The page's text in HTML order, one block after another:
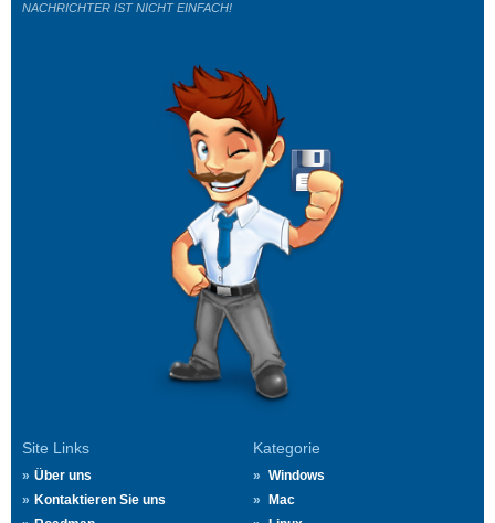
Site Links
Über uns
Kontaktieren Sie uns
Kategorie
Windows
Mac
NACHRICHTER IST NICHT EINFACH!